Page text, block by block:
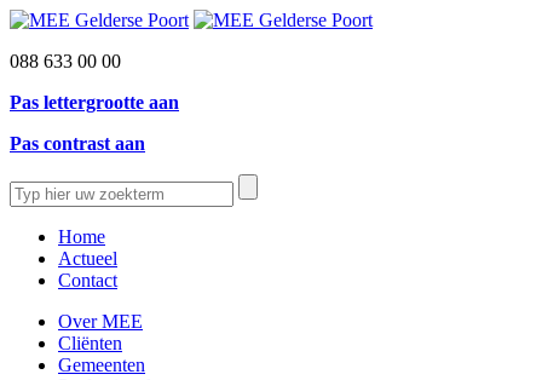
088 633 00 00
Pas lettergrootte aan
Pas contrast aan
Home
Actueel
Contact
Over MEE
Cliënten
Gemeenten